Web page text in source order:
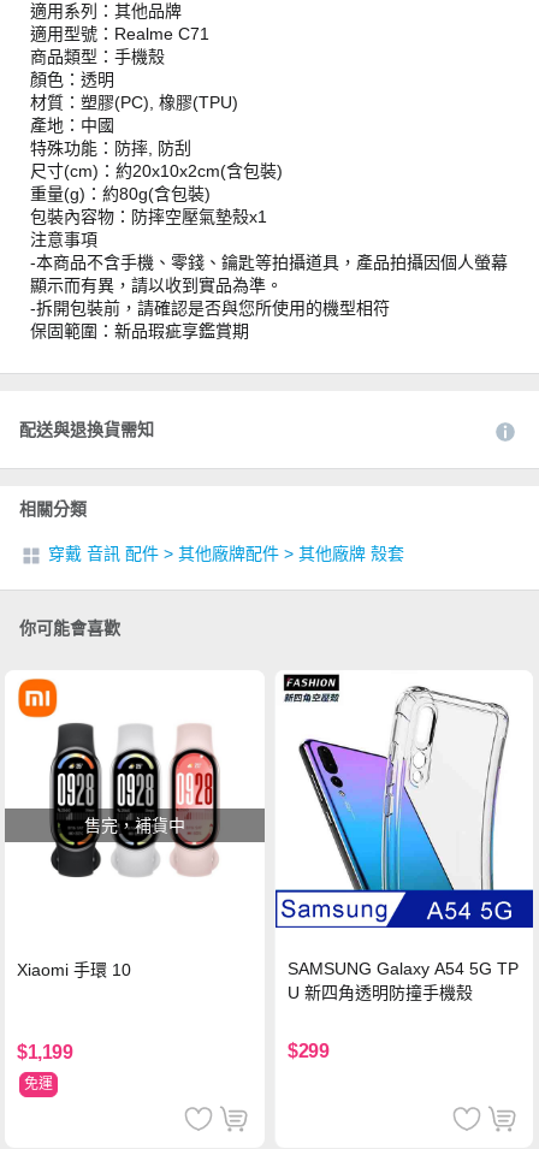
適用系列：其他品牌
適用型號：Realme C71
商品類型：手機殼
顏色：透明
材質：塑膠(PC), 橡膠(TPU)
產地：中國
特殊功能：防摔, 防刮
尺寸(cm)：約20x10x2cm(含包裝)
重量(g)：約80g(含包裝)
包裝內容物：防摔空壓氣墊殼x1
注意事項
-本商品不含手機、零錢、鑰匙等拍攝道具，產品拍攝因個人螢幕
顯示而有異，請以收到實品為準。
-拆開包裝前，請確認是否與您所使用的機型相符
保固範圍：新品瑕疵享鑑賞期
配送與退換貨需知
相關分類
穿戴 音訊 配件 > 其他廠牌配件 > 其他廠牌 殼套
你可能會喜歡
售完，補貨中
Xiaomi 手環 10
$1,199
免運
SAMSUNG Galaxy A54 5G TP
U 新四角透明防撞手機殼
$299